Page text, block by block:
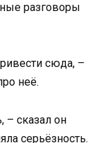
разговоры
сюда, –
неё.
– сказал он
серьёзность.